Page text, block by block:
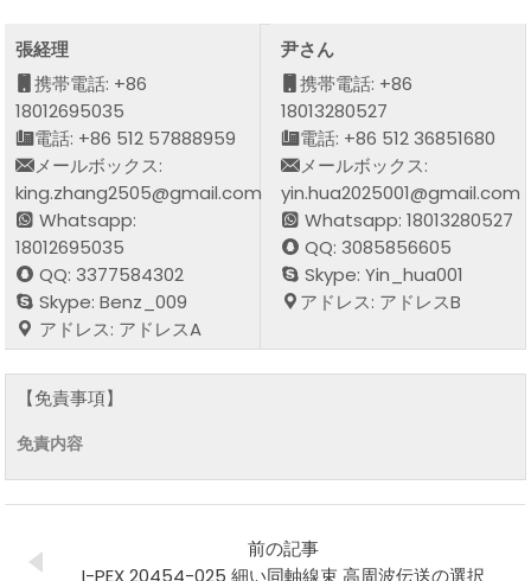
張経理
携帯電話: +86
18012695035
電話: +86 512 57888959
メールボックス:
king.zhang2505@gmail.com
Whatsapp:
18012695035
QQ: 3377584302
Skype: Benz_009
アドレス: アドレスA
尹さん
携帯電話: +86
18013280527
電話: +86 512 36851680
メールボックス:
yin.hua2025001@gmail.com
Whatsapp: 18013280527
QQ: 3085856605
Skype: Yin_hua001
アドレス: アドレスB
【免責事項】
免責内容
前の記事
I-PEX 20454-025 細い同軸線束 高周波伝送の選択